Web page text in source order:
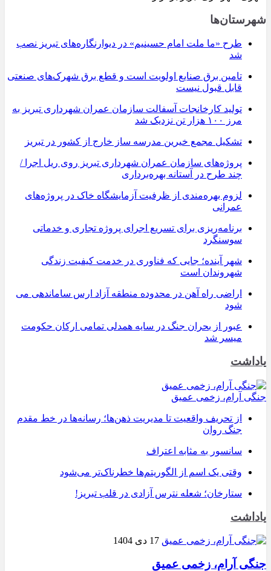
شهرستان‌ها
طرح «ما ملت امام حسینیم» در دیوارنگاره‌های تبریز نصب
شد
تامین برق صنایع اولویت است و قطع برق شهرک‌های صنعتی
قابل قبول نیست
تولید کارخانجات آسفالت سازمان عمران شهرداری تبریز به
مرز ۱۰۰ هزار تن نزدیک شد
تشکیل مجمع خیرین مدرسه ‌ساز خارج از کشور در تبریز
پروژه‌های سازمان عمران شهرداری تبریز روی ریل اجرا /
چند طرح در آستانه بهره‌برداری
لزوم بهره‌مندی از ظرفیت آزمایشگاه خاک در پروژه‌های
عمرانی
برنامه‌ریزی برای تسریع اجرای پروژه تجاری و خدماتی
سوسنگرد
شهر آینده؛ جایی که فناوری در خدمت کیفیت زندگی
شهروندان است
اراضی راه آهن در محدوده منطقه آزاد ارس ساماندهی می
شود
عبور از بحران جنگ در سایه همدلی تمامی ارکان حکومت
میسر شد
یاداشت
جنگی آرام، زخمی عمیق
از تحریف واقعیت تا مدیریت ذهن‌ها؛ رسانه‌ها در خط مقدم
جنگ روان
سانسور به مثابه اعتراف
وقتی یک اسم از الگوریتم‌ها خطرناک‌تر می‌شود
ستارخان؛ شعله نترس آزادی در قلب تبریز!
یاداشت
17 دی 1404
جنگی آرام، زخمی عمیق